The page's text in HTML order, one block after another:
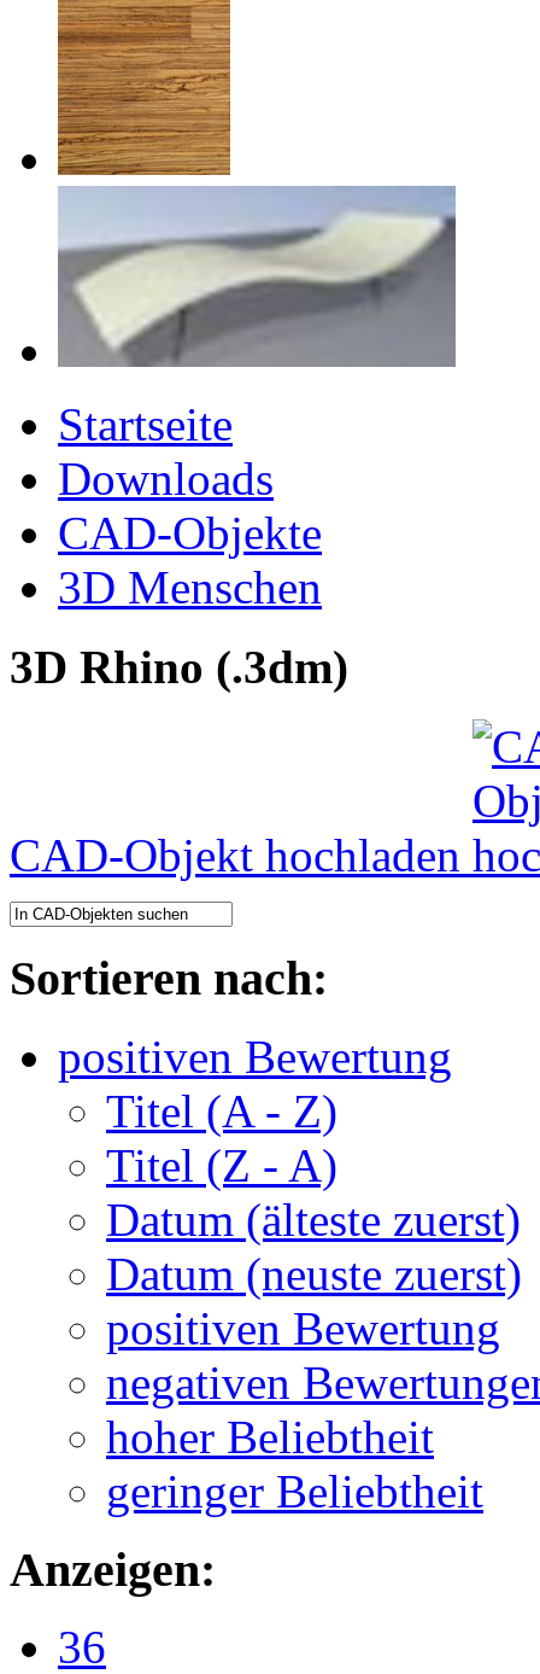
Startseite
Downloads
CAD-Objekte
3D Menschen
3D Rhino (.3dm)
CAD-Objekt hochladen
Sortieren nach:
positiven Bewertung
Titel (A - Z)
Titel (Z - A)
Datum (älteste zuerst)
Datum (neuste zuerst)
positiven Bewertung
negativen
hoher Beliebtheit
geringer Beliebtheit
Anzeigen:
36